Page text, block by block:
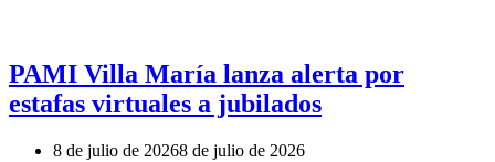
PAMI Villa María lanza alerta por
estafas virtuales a jubilados
8 de julio de 20268 de julio de 2026